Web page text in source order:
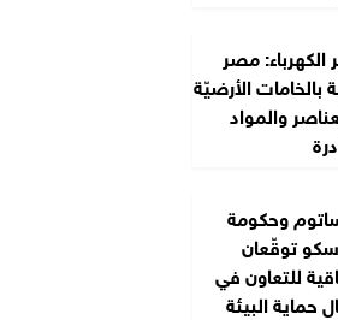
الكهرباء: مصر
بالخامات الأرضيّة
والمواد
وحكومة
توقّعان
للتعاون في
حماية البيئة